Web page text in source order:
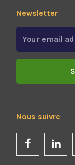
Newsletter
Nous suivre